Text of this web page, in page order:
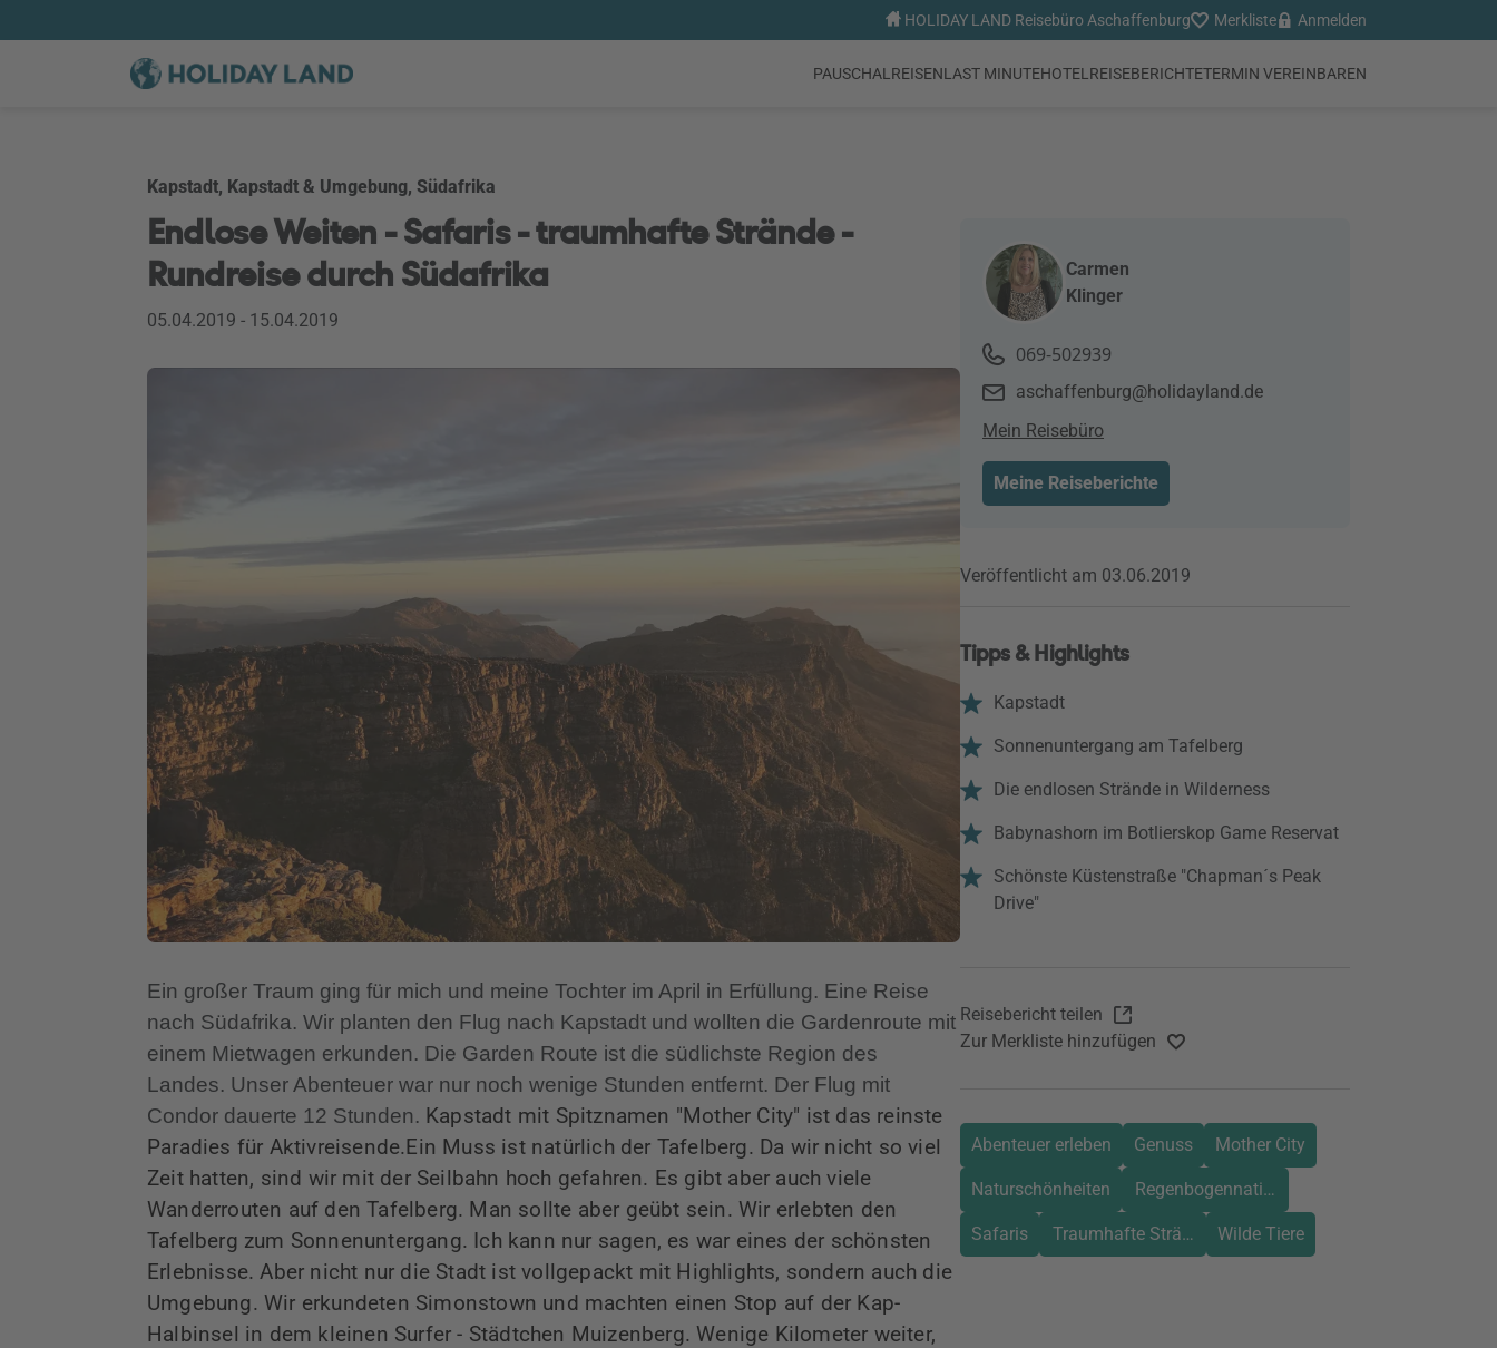
HOLIDAY LAND Reisebüro Aschaffenburg Merkliste Anmelden
PAUSCHALREISENLAST MINUTEHOTEL REISEBERICHTETERMIN VEREINBAREN
Kapstadt, Kapstadt & Umgebung, Südafrika
Endlose Weiten - Safaris - traumhafte Strände -
Rundreise durch Südafrika
05.04.2019 - 15.04.2019
Ein großer Traum ging für mich und meine Tochter im April in Erfüllung. Eine Reise
nach Südafrika. Wir planten den Flug nach Kapstadt und wollten die Gardenroute mit
einem Mietwagen erkunden. Die Garden Route ist die südlichste Region des
Landes. Unser Abenteuer war nur noch wenige Stunden entfernt. Der Flug mit
Condor dauerte 12 Stunden. Kapstadt mit Spitznamen "Mother City" ist das reinste
Paradies für Aktivreisende.Ein Muss ist natürlich der Tafelberg. Da wir nicht so viel
Zeit hatten, sind wir mit der Seilbahn hoch gefahren. Es gibt aber auch viele
Wanderrouten auf den Tafelberg. Man sollte aber geübt sein. Wir erlebten den
Tafelberg zum Sonnenuntergang. Ich kann nur sagen, es war eines der schönsten
Erlebnisse. Aber nicht nur die Stadt ist vollgepackt mit Highlights, sondern auch die
Umgebung. Wir erkundeten Simonstown und machten einen Stop auf der Kap-
Halbinsel in dem kleinen Surfer - Städtchen Muizenberg. Wenige Kilometer weiter,
Carmen
Klinger
069-502939
aschaffenburg@holidayland.de
Mein Reisebüro
Meine Reiseberichte
Veröffentlicht am 03.06.2019
Tipps & Highlights
Kapstadt
Sonnenuntergang am Tafelberg
Die endlosen Strände in Wilderness
Babynashorn im Botlierskop Game Reservat
Schönste Küstenstraße "Chapman´s Peak
Drive"
Reisebericht teilen
Zur Merkliste hinzufügen
Abenteuer erleben Genuss Mother City
Naturschönheiten Regenbogennation
Safaris Traumhafte Strände Wilde Tiere